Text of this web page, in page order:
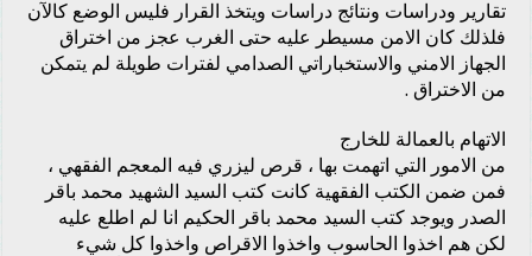
تقارير ودراسات ونتائج دراسات ويتخذ القرار فليس الوضع كالآن
فلذلك كان الامن مسيطر عليه حتى الغرب عجز من اختراق
الجهاز الامني والاستخباراتي الصدامي لفترات طويلة لم يتمكن
من الاختراق .
الاتهام بالعمالة للخارج
من الامور التي اتهمت بها ، قرص ليزري فيه المعجم الفقهي ،
فمن ضمن الكتب الفقهية كانت كتب السيد الشهيد محمد باقر
الصدر ويوجد كتب السيد محمد باقر الحكيم انا لم اطلع عليه
لكن هم اخذوا الحاسوب واخذوا الاقراص واخذوا كل شيء